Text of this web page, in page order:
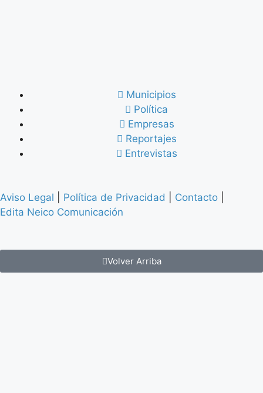
Municipios
Política
Empresas
Reportajes
Entrevistas
Aviso Legal Política de Privacidad Contacto
Edita Neico Comunicación
Volver Arriba